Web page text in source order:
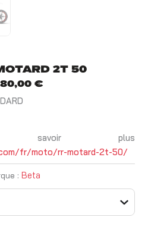
2T 50
€
plus
fr/moto/rr-motard-2t-50/
: Beta